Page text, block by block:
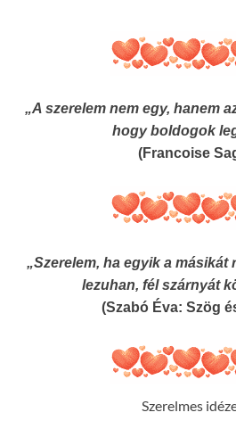
„A szerelem nem egy, hanem
hogy boldogok
(Francoise
„Szerelem, ha egyik a másikát
lezuhan, fél szárnyát
(Szabó Éva: Szög
Szerelmes